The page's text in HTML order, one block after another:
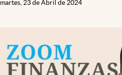
martes, 23 de Abril de 2024